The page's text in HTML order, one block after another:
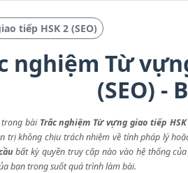
tiếp HSK 2 (SEO)
nghiệm Từ
(SEO) -
bài Trắc nghiệm Từ vựng giao tiếp HSK
trị không chịu trách nhiệm về tính pháp lý
bất kỳ quyền truy cập nào vào hệ thống của
bạn trong suốt quá trình làm bài.